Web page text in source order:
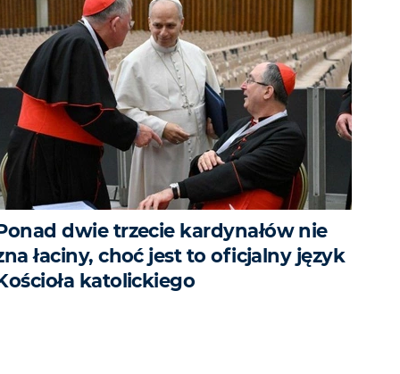
dwie trzecie kardynałów nie
łaciny, choć jest to oficjalny język
katolickiego